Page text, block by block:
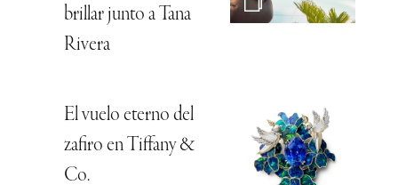
brillar junto a Tana
Rivera
El vuelo eterno del
zafiro en Tiffany &
Co.